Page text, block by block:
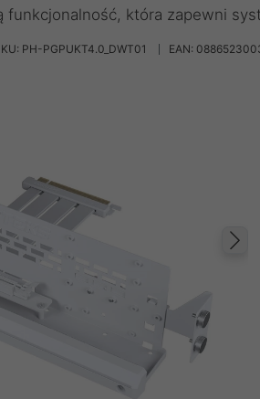
która zapewni
PH-PGPUKT4.0_DWT01 EAN: